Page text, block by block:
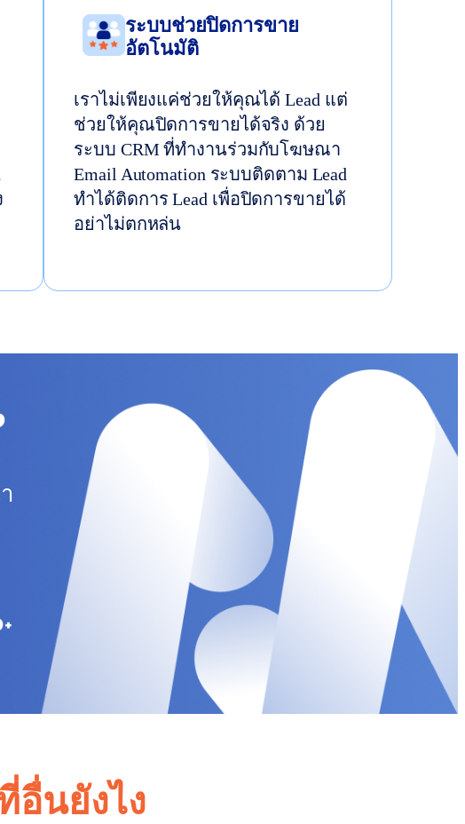
ระบบช่วยปิดการขาย
อัตโนมัติ
เราไม่เพียงแค่ช่วยให้คุณได้ Lead แต่
ช่วยให้คุณปิดการขายได้จริง ด้วย
ระบบ CRM ที่ทำงานร่วมกับโฆษณา
Email Automation ระบบติดตาม Lead
ทำได้ติดการ Lead เพื่อปิดการขายได้
อย่าไม่ตกหล่น
อื่นยังไง